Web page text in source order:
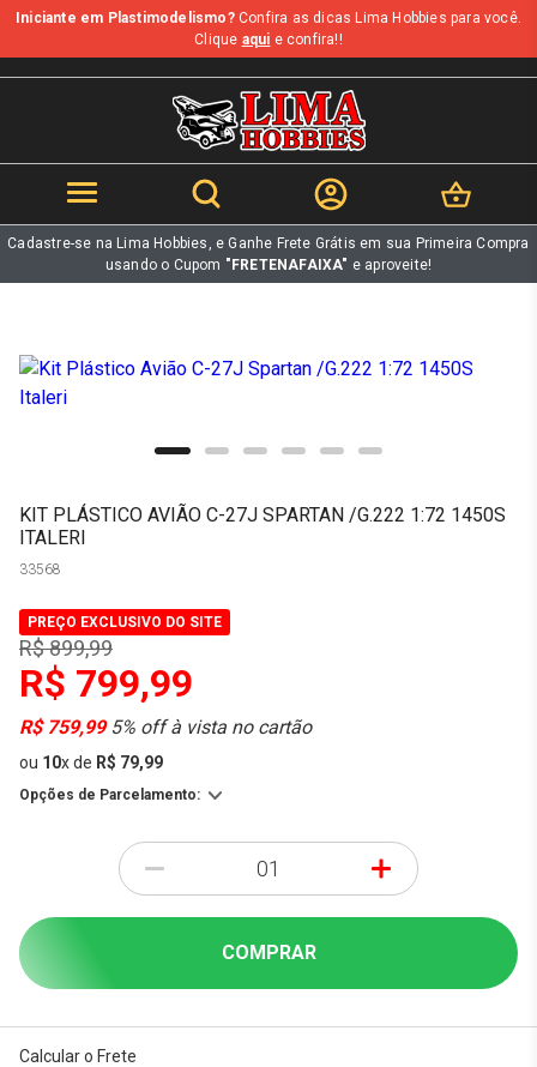
b
Iniciante em Plastimodelismo?Confira as dicas Lima Hobbies para você.
Clique aqui e confira!!
Cadastre-se na Lima Hobbies, e Ganhe Frete Grátis em sua Primeira Compra
usando o Cupom "FRETENAFAIXA" e aproveite!
KIT PLÁSTICO AVIÃO C-27J SPARTAN /G.222 1:72 1450S
ITALERI
33568
PREÇO EXCLUSIVO DO SITE
R$ 899,99
R$ 799,99
R$ 759,995% off à vista no cartão
ou 10xde R$ 79,99
Opções de Parcelamento:
- +
COMPRAR
Calcular o Frete